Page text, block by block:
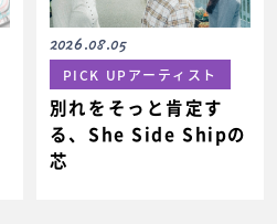
2026.08.05
PICK UPアーティスト
別れをそっと肯定す
る、She Side Shipの
芯